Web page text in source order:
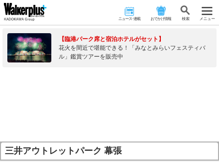
ニュース･連載 おでかけ情報 検 索 メニュー
【臨港パーク席と宿泊ホテルがセット】
花火を間近で堪能できる！「みなとみらいフェスティバ
ル」鑑賞ツアーを販売中
三井アウトレットパーク 幕張